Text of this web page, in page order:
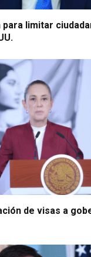
limitar
de visas a